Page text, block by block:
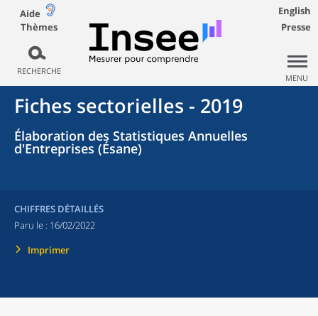
Aide
Thèmes
RECHERCHE
English
Presse
MENU
Fiches sectorielles - 2019
Élaboration des Statistiques Annuelles
d'Entreprises (Ésane)
CHIFFRES DÉTAILLÉS
Paru le : 16/02/2022
Imprimer